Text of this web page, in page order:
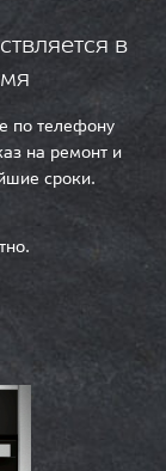
в
по телефону
на ремонт и
сроки.